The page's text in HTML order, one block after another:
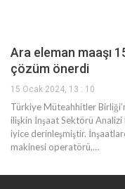
Ara eleman maaşı
çözüm önerdi
15 Ocak 2024, 13 : 10
Türkiye Müteahhitler
ilişkin İnşaat Sektörü
iyice derinleşmiştir.
makinesi operatörü,…